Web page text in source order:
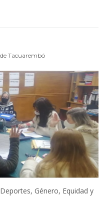
Tacuarembó
Género, Equidad y